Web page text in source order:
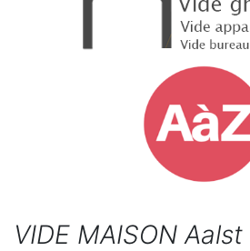
VIDE MAISON